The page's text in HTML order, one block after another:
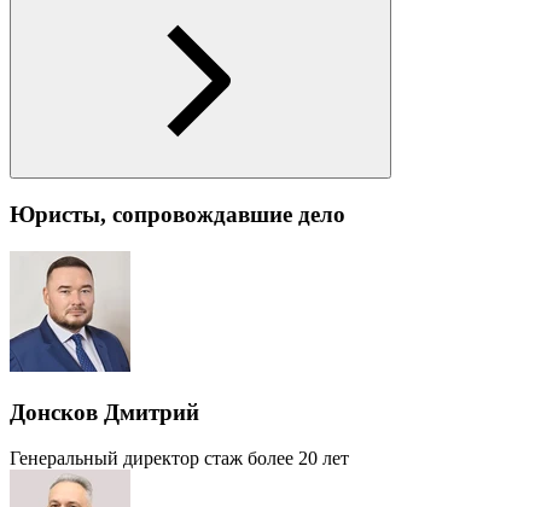
Юристы, сопровождавшие дело
Донсков Дмитрий
Генеральный директор стаж более 20 лет